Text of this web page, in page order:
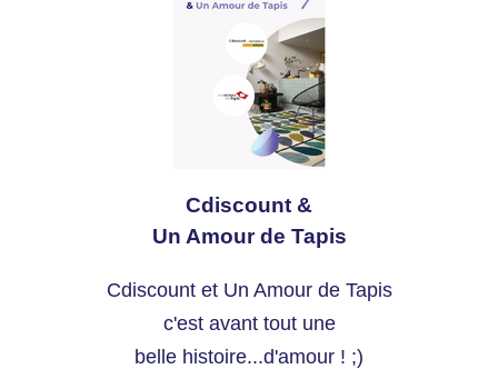
Cdiscount &
Un Amour de Tapis
Cdiscount et Un Amour de Tapis
c'est avant tout une
belle histoire...d'amour ! ;)